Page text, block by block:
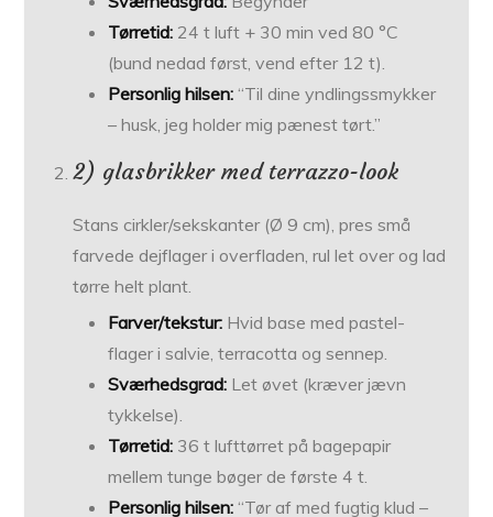
Tørretid: 24 t luft + 30 min ved 80 °C
(bund nedad først, vend efter 12 t).
Personlig hilsen: “Til dine yndlingssmykker
– husk, jeg holder mig pænest tørt.”
2) glasbrikker med terrazzo-look
Stans cirkler/sekskanter (Ø 9 cm), pres små
farvede dejflager i overfladen, rul let over og lad
tørre helt plant.
Farver/tekstur: Hvid base med pastel-
flager i salvie, terracotta og sennep.
Sværhedsgrad: Let øvet (kræver jævn
tykkelse).
Tørretid: 36 t lufttørret på bagepapir
mellem tunge bøger de første 4 t.
Personlig hilsen: “Tør af med fugtig klud –